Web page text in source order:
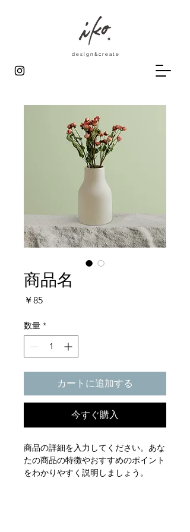
design&create
商品名
￥85価
数量 *
カートに追加する
今すぐ購入
商品の詳細を入力してください。あな
たの商品の特徴やおすすめのポイント
をわかりやすく説明しましょう。